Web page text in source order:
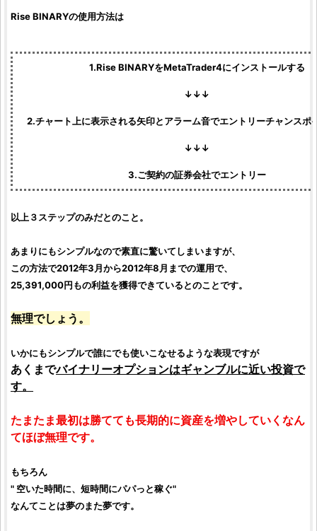
Rise BINARYの使用方法は
1.Rise BINARYをMetaTrader4にインストールする
↓↓↓
2.チャート上に表示される矢印とアラーム音でエントリーチャンスポ
↓↓↓
3.ご契約の証券会社でエントリー
以上３ステップのみだとのこと。
あまりにもシンプルなので素直に驚いてしまいますが、
この方法で2012年3月から2012年8月までの運用で、
25,391,000円もの利益を獲得できているとのことです。
無理でしょう。
いかにもシンプルで誰にでも使いこなせるような表現ですが
あくまでバイナリーオプションはギャンブルに近い投資で
す。
たまたま最初は勝てても長期的に資産を増やしていくなん
てほぼ無理です。
もちろん
" 空いた時間に、短時間にパパっと稼ぐ"
なんてことは夢のまた夢です。